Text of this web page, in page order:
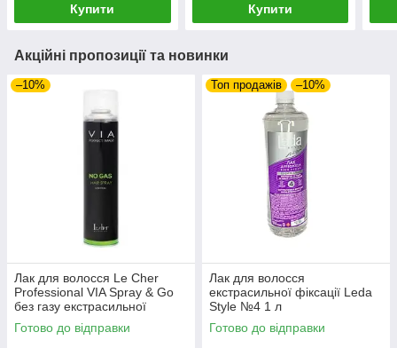
Купити Купити
Акційні пропозиції та новинки
–10%
Лак для волосся Le Cher
Professional VIA Spray & Go
без газу екстрасильної
фіксації 400 мл
Готово до відправки
Топ продажів –10%
Лак для волосся
екстрасильної фіксації Leda
Style №4 1 л
Готово до відправки